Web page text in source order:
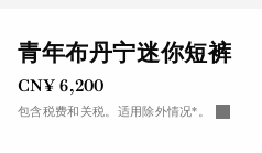
青年布丹宁迷你短裤
CN¥ 6,200
包含税费和关税。适用除外情况*。